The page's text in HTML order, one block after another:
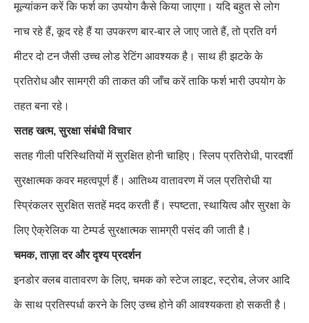
मूल्यांकन करें कि फर्श का उपयोग कैसे किया जाएगा। यदि बहुत से लोग
नाच रहे हैं, कूद रहे हैं या उपकरण बार-बार ले जाए जाते हैं, तो प्रति वर्ग
मीटर दो टन जैसी उच्च लोड रेटिंग आवश्यक है। साथ ही झटके के
प्रतिरोध और सामग्री की ताकत की जाँच करें ताकि फर्श भारी उपयोग के
तहत बना रहे।
सतह खत्म, सुरक्षा संबंधी विचार
सतह गीली परिस्थितियों में सुरक्षित होनी चाहिए। स्लिप प्रतिरोधी, पारदर्शी
सुरक्षात्मक कवर महत्वपूर्ण हैं। आतिथ्य वातावरण में जल प्रतिरोधी या
स्प्रिंकलर सुरक्षित सतहें मदद करती हैं। स्पष्टता, स्थायित्व और सुरक्षा के
लिए ऐक्रेलिक या टेम्पर्ड सुरक्षात्मक सामग्री पसंद की जाती है।
चमक, ताज़ा दर और दृश्य प्रदर्शन
इनडोर क्लब वातावरण के लिए, चमक को स्टेज लाइट, स्ट्रोब, लेजर आदि
के साथ प्रतिस्पर्धा करने के लिए उच्च होने की आवश्यकता हो सकती है।